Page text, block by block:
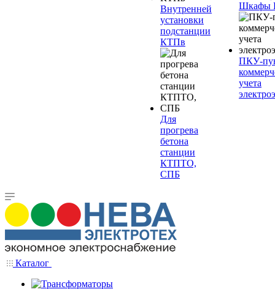
Внутренней
установки
подстанции
КТПв
Для
прогрева
бетона
станции
КТПТО,
СПБ
Шкафы
ПКУ-
учета
Каталог